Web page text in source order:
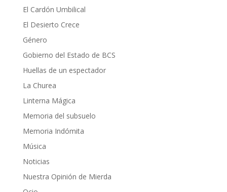
El Cardón Umbilical
El Desierto Crece
Género
Gobierno del Estado de BCS
Huellas de un espectador
La Churea
Linterna Mágica
Memoria del subsuelo
Memoria Indómita
Música
Noticias
Nuestra Opinión de Mierda